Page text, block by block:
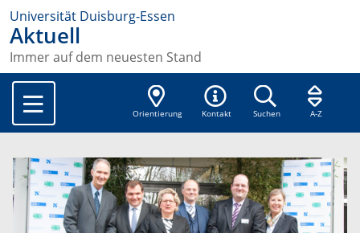
Universität Duisburg-Essen
Aktuell
Immer auf dem neuesten Stand
Orientierung Kontakt Suchen A-Z